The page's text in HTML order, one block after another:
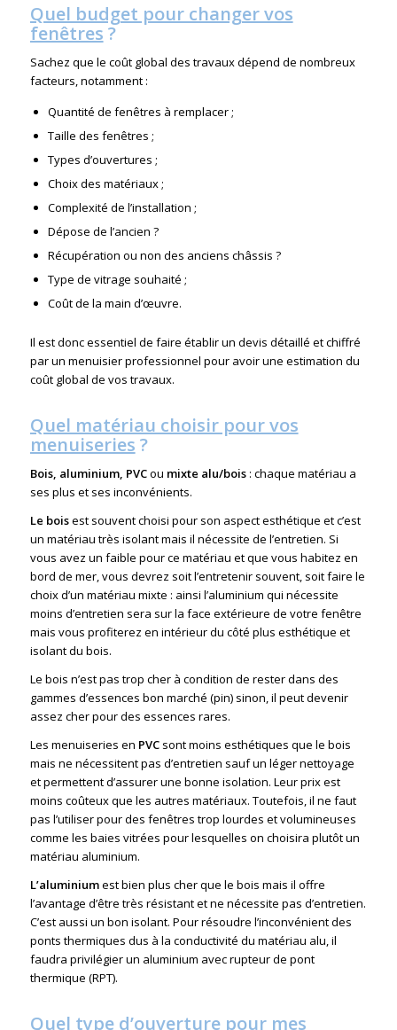
Quel budget pour changer vos
fenêtres ?
Sachez que le coût global des travaux dépend de nombreux
facteurs, notamment :
Quantité de fenêtres à remplacer ;
Taille des fenêtres ;
Types d’ouvertures ;
Choix des matériaux ;
Complexité de l’installation ;
Dépose de l’ancien ?
Récupération ou non des anciens châssis ?
Type de vitrage souhaité ;
Coût de la main d’œuvre.
Il est donc essentiel de faire établir un devis détaillé et chiffré
par un menuisier professionnel pour avoir une estimation du
coût global de vos travaux.
Quel matériau choisir pour vos
menuiseries ?
Bois, aluminium, PVCou mixte alu/bois: chaque matériau a
ses plus et ses inconvénients.
Le boisest souvent choisi pour son aspect esthétique et c’est
un matériau très isolant mais il nécessite de l’entretien. Si
vous avez un faible pour ce matériau et que vous habitez en
bord de mer, vous devrez soit l’entretenir souvent, soit faire le
choix d’un matériau mixte : ainsi l’aluminium qui nécessite
moins d’entretien sera sur la face extérieure de votre fenêtre
mais vous profiterez en intérieur du côté plus esthétique et
isolant du bois.
Le bois n’est pas trop cher à condition de rester dans des
gammes d’essences bon marché (pin) sinon, il peut devenir
assez cher pour des essences rares.
Les menuiseries en PVCsont moins esthétiques que le bois
mais ne nécessitent pas d’entretien sauf un léger nettoyage
et permettent d’assurer une bonne isolation. Leur prix est
moins coûteux que les autres matériaux. Toutefois, il ne faut
pas l’utiliser pour des fenêtres trop lourdes et volumineuses
comme les baies vitrées pour lesquelles on choisira plutôt un
matériau aluminium.
L’aluminiumest bien plus cher que le bois mais il offre
l’avantage d’être très résistant et ne nécessite pas d’entretien.
C’est aussi un bon isolant. Pour résoudre l’inconvénient des
ponts thermiques dus à la conductivité du matériau alu, il
faudra privilégier un aluminium avec rupteur de pont
thermique (RPT).
Quel type d’ouverture pour mes